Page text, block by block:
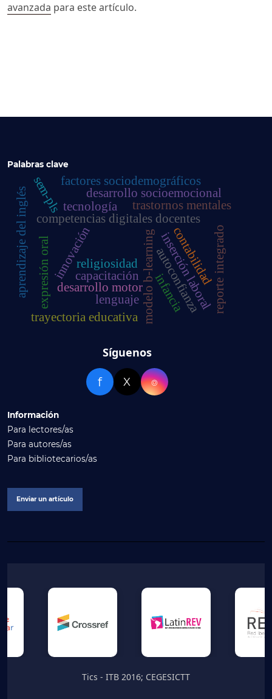
avanzada para este artículo.
Palabras clave
modelo b-learning
competencias digitales docentes
tecnología
capacitación
innovación
desarrollo socioemocional
aprendizaje del inglésexpresión oral autoconfianza
trayectoria educativa
inserción laboral
desarrollo motor
factores sociodemográficos
trastornos mentales
contabilidadreporte integrado
religiosidad
sem-pls
infancia
lenguaje
Síguenos
f X ⌾
Información
Para lectores/as
Para autores/as
Para bibliotecarios/as
Enviar un artículo
Tics - ITB 2016; CEGESICTT